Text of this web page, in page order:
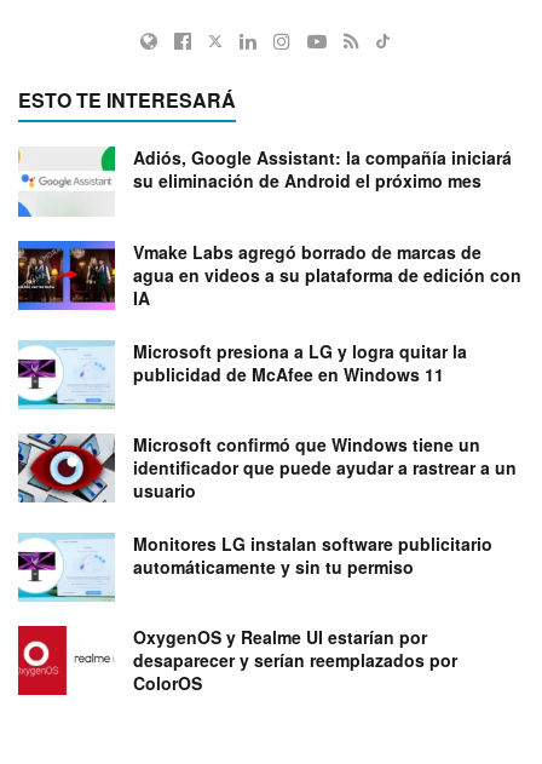
ESTO TE INTERESARÁ
Adiós, Google Assistant: la compañía iniciará
su eliminación de Android el próximo mes
Vmake Labs agregó borrado de marcas de
agua en videos a su plataforma de edición con
IA
Microsoft presiona a LG y logra quitar la
publicidad de McAfee en Windows 11
Microsoft confirmó que Windows tiene un
identificador que puede ayudar a rastrear a un
usuario
Monitores LG instalan software publicitario
automáticamente y sin tu permiso
OxygenOS y Realme UI estarían por
desaparecer y serían reemplazados por
ColorOS